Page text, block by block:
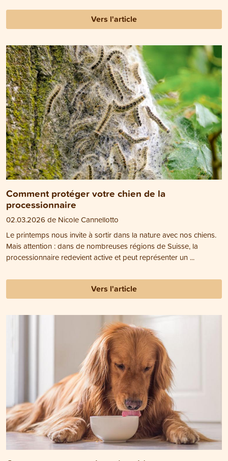
Vers l'article
Comment protéger votre chien de la
processionnaire
02.03.2026 de Nicole Cannellotto
Le printemps nous invite à sortir dans la nature avec nos chiens.
Mais attention : dans de nombreuses régions de Suisse, la
processionnaire redevient active et peut représenter un ...
Vers l'article